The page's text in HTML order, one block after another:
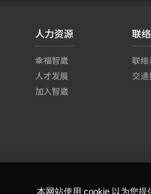
本网站使用 cookie 以为您提
人力资源
幸福智崴
人才发展
加入智崴
联
联络
交通